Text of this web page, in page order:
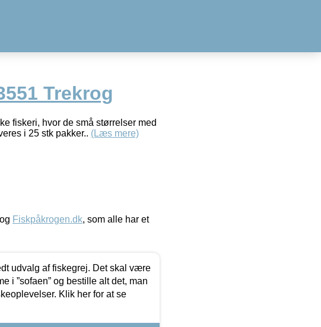
Trekrog
fiskeri, hvor de små størrelser med
i 25 stk pakker.. (Læs mere)
og Fiskpåkrogen.dk, som alle har et
udvalg af fiskegrej. Det skal være
i ”sofaen” og bestille alt det, man
Klik her for at se